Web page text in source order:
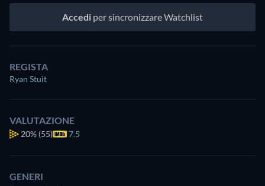
Accedi per sincronizzare Watchlist
REGISTA
Ryan Stuit
VALUTAZIONE
20% (55) 7.5
GENERI